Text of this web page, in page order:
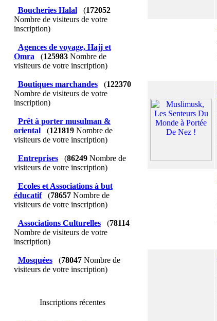
Boucheries Halal (172052
Nombre de visiteurs de votre
inscription)
Agences de voyage, Hajj et
Omra
(125983Nombre de
visiteurs de votre inscription)
Boutiques marchandes (122370
Nombre de visiteurs de votre
inscription)
Prêt à porter musulman &
oriental
(121819Nombre de
visiteurs de votre inscription)
Entreprises (86249Nombre de
visiteurs de votre inscription)
Ecoles et Associations à but
éducatif
(78657Nombre de
visiteurs de votre inscription)
Associations Culturelles (78114
Nombre de visiteurs de votre
inscription)
Mosquées (78047Nombre de
visiteurs de votre inscription)
Inscriptions récentes